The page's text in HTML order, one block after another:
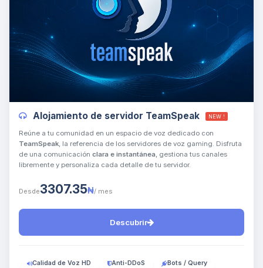
Alojamiento de servidor TeamSpeak NEW !
Reúne a tu comunidad en un espacio de voz dedicado con
TeamSpeak, la referencia de los servidores de voz gaming. Disfruta
de una comunicación clara e instantánea, gestiona tus canales
libremente y personaliza cada detalle de tu servidor.
Desde3307.35₦/ mes
Descubrir
Calidad de Voz HD Anti-DDoS Bots / Query
Yupi, por fin alguien con quien
hablar! Soy Choupy, tu pequeno
que necesitas y moveré mis
pequenos circuitos para ayudarte.